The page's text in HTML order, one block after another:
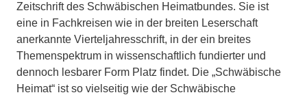
Zeitschrift des Schwäbischen Heimatbundes. Sie ist
eine in Fachkreisen wie in der breiten Leserschaft
anerkannte Vierteljahresschrift, in der ein breites
Themenspektrum in wissenschaftlich fundierter und
dennoch lesbarer Form Platz findet. Die „Schwäbische
Heimat“ ist so vielseitig wie der Schwäbische